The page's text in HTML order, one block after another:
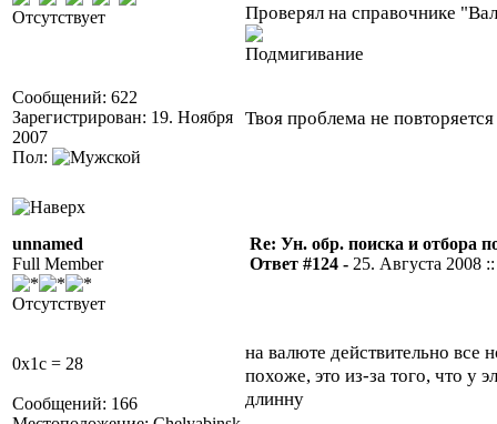
Отсутствует
Сообщений: 622
Зарегистрирован: 19. Ноября
2007
Пол:
Проверял на справочнике
Твоя проблема не
unnamed
Full Member
Отсутствует
0x1c = 28
Сообщений: 166
Re: Ун. обр. поиска и отбора
Ответ #124 - 25. Августа 2008
на валюте действительно все
похоже, это из-за того, что у
длинну